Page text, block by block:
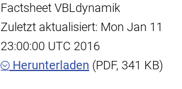
Factsheet VBLdynamik
Zuletzt aktualisiert: Mon Jan 11
23:00:00 UTC 2016
Herunterladen (PDF, 341 KB)